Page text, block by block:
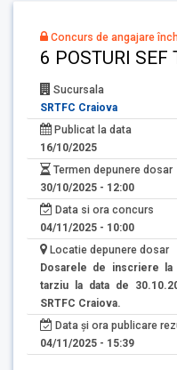
Concurs de angajare
6 POSTURI SEF
Sucursala
SRTFC Craiova
Publicat la data
16/10/2025
Termen depunere dosar
30/10/2025 - 12:00
Data si ora concurs
04/11/2025 - 10:00
Locatie depunere dosar
Dosarele de inscriere
tarziu la data de
SRTFC Craiova.
Data și ora publicare
04/11/2025 - 15:39